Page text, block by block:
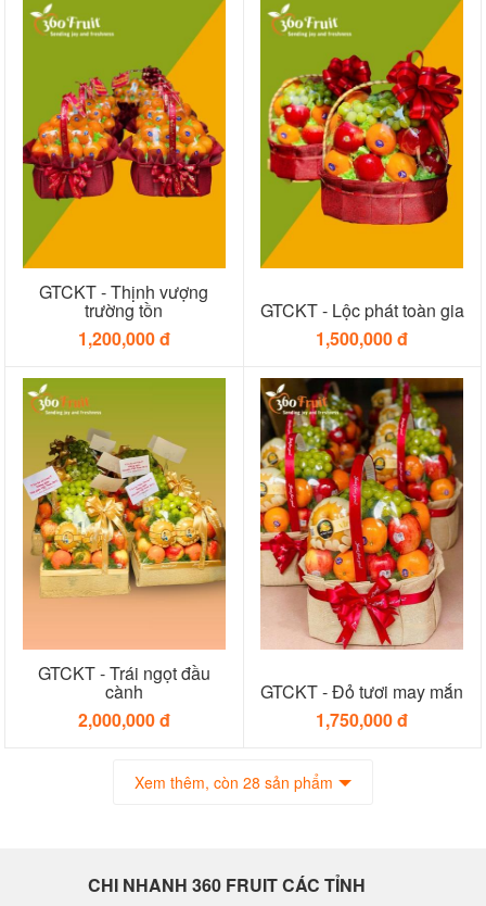
GTCKT - Thịnh vượng
trường tồn
1,200,000 đ
GTCKT - Lộc phát toàn gia
1,500,000 đ
GTCKT - Trái ngọt đầu
cành
2,000,000 đ
GTCKT - Đỏ tươi may mắn
1,750,000 đ
Xem thêm, còn 28 sản phẩm
CHI NHANH 360 FRUIT CÁC TỈNH